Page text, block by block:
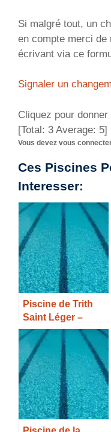
Si malgré tout, un
en compte merci de
écrivant via ce
Signaler un
Cliquez pour donner
[Total: 3 Average: 5]
Vous devez vous
Ces Piscines
Interesser:
Piscine de Trith
Saint Léger –
Horaires, Tarifs et
Infos –